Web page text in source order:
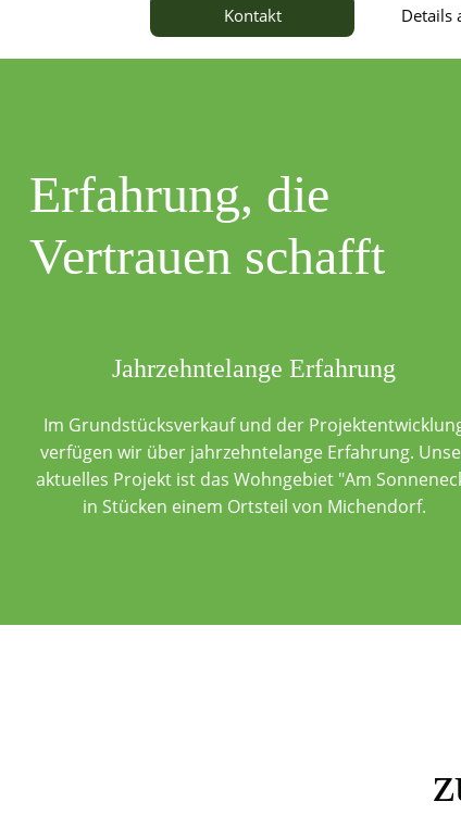
Kontakt Details
Erfahrung, die
Vertrauen schafft
Jahrzehntelange Erfahrung
Im Grundstücksverkauf und der
verfügen wir über jahrzehntelange Erfahrung.
aktuelles Projekt ist das Wohngebiet "Am
in Stücken einem Ortsteil von Michendorf.